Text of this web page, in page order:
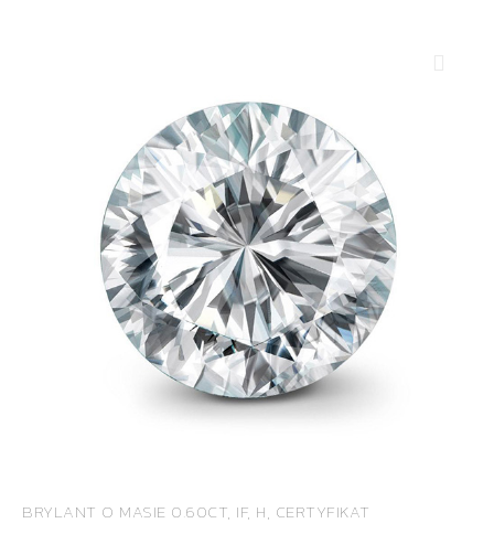
BRYLANT O MASIE 0.60CT, IF, H, CERTYFIKAT